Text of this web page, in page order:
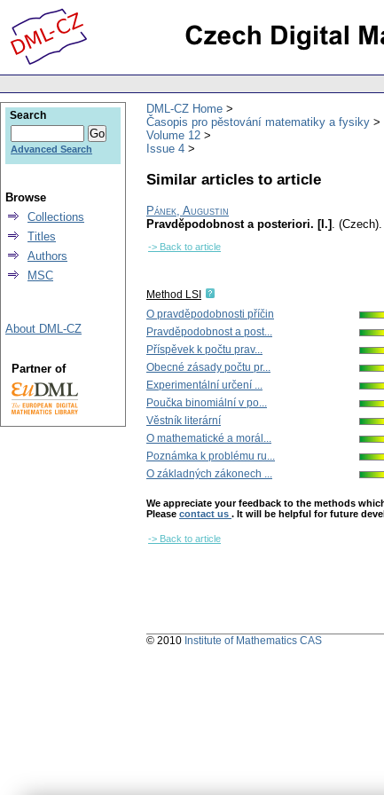
DML-CZ Home
Časopis pro pěstování matematiky a fysiky
Volume 12
Issue 4
Similar articles to article
Pánek, Augustin
Pravděpodobnost a posteriori. [I.] . (Czech).
-> Back to article
Method LSI
O pravděpodobnosti příčin
Pravděpodobnost a post...
Příspěvek k počtu prav...
Obecné zásady počtu pr...
Experimentální určení ...
Poučka binomiální v po...
Věstník literární
O mathematické a morál...
Poznámka k problému ru...
O základných zákonech ...
We appreciate your feedback to the methods
Please contact us . It will be helpful for future
-> Back to article
Search
Advanced Search
Browse
Collections
Titles
Authors
MSC
About DML-CZ
Partner of
© 2010 Institute of Mathematics CAS